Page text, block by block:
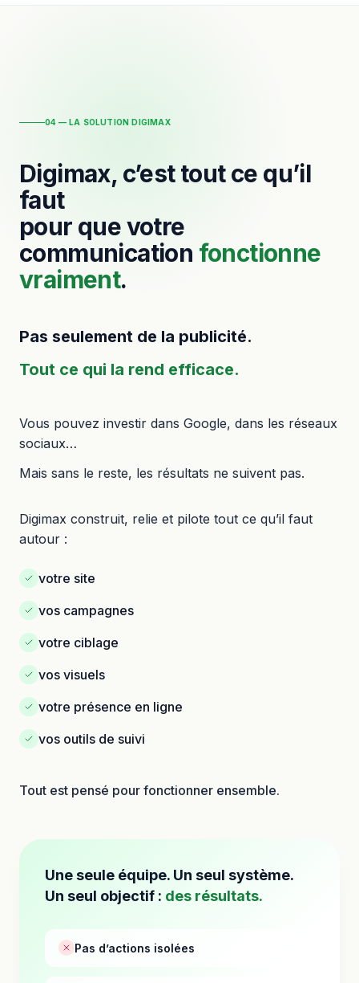
04 — LA SOLUTION DIGIMAX
Digimax, c’est tout ce qu’il
faut
pour que votre
communication fonctionne
vraiment.
Pas seulement de la publicité.
Tout ce qui la rend efficace.
Vous pouvez investir dans Google, dans les réseaux
sociaux…
Mais sans le reste, les résultats ne suivent pas.
Digimax construit, relie et pilote tout ce qu’il faut
autour :
votre site
vos campagnes
votre ciblage
vos visuels
votre présence en ligne
vos outils de suivi
Tout est pensé pour fonctionner ensemble.
Une seule équipe. Un seul système.
Un seul objectif : des résultats.
Pas d’actions isolées